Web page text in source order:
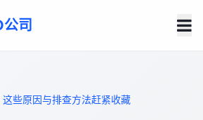
司
些原因与排查方法赶紧收藏